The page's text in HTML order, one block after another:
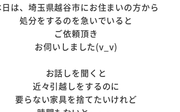
は、埼玉県越谷市にお住まいの方から
処分をするのを急いでいると
ご依頼頂き
お伺いしました(v_v)
お話しを聞くと
近々引越しをするのに
要らない家具を捨てたいけれど